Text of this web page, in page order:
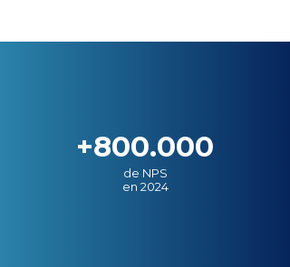
+800.000
de NPS
en 2024